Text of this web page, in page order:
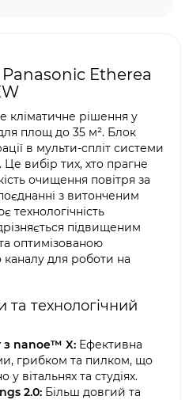
Etherea
кліматичне рішення у
площ до 35 м². Блок
в мульти-спліт системи
Це вибір тих, хто прагне
очищення повітря за
з витонченим
технологічність
підвищеним
оптимізованою
каналу для роботи на
та технологічний
з nanoe™ X: Ефективна
грибком та пилком, що
вітальнях та студіях.
2.0: Більш довгий та